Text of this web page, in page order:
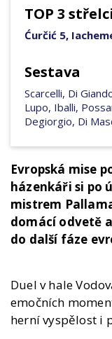
TOP 3 střelci
Ćurčić 5,
Sestava
Scarcelli, Di
Lupo, Iballi,
Degiorgio, Di
Evropská mise
házenkáři si po
mistrem
domácí odvetě
do další fáze
Duel v hale
emočních
herní vyspělost i